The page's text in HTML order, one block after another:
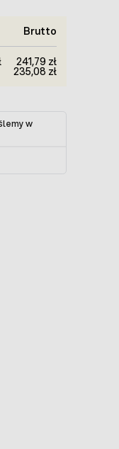
Brutto
241,79 zł
235,08 zł
w